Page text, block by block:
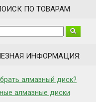
ПО ТОВАРАМ
ИНФОРМАЦИЯ:
алмазный диск?
алмазные диски